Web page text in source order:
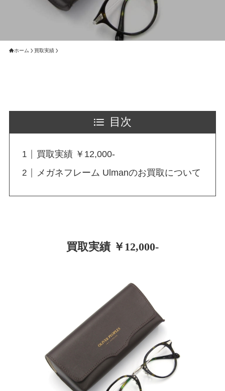
ホーム 買取実績
目次
買取実績 ￥12,000-
メガネフレーム Ulmanのお買取について
買取実績 ￥12,000-